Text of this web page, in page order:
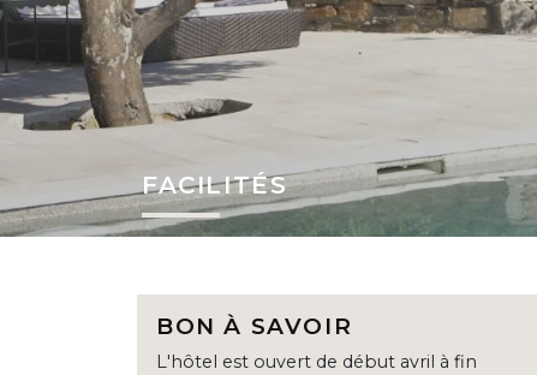
FACILITÉS
BON À SAVOIR
L'hôtel est ouvert de début avril à fin